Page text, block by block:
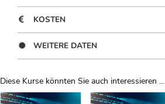
KOSTEN
WEITERE DATEN
Diese Kurse könnten Sie auch interessieren ...
Uber Weiterbildungsvorschläge